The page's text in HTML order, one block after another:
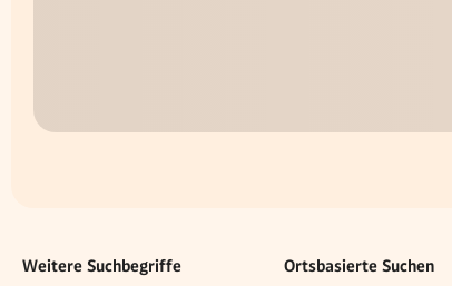
Weitere Suchbegriffe Ortsbasierte Suchen